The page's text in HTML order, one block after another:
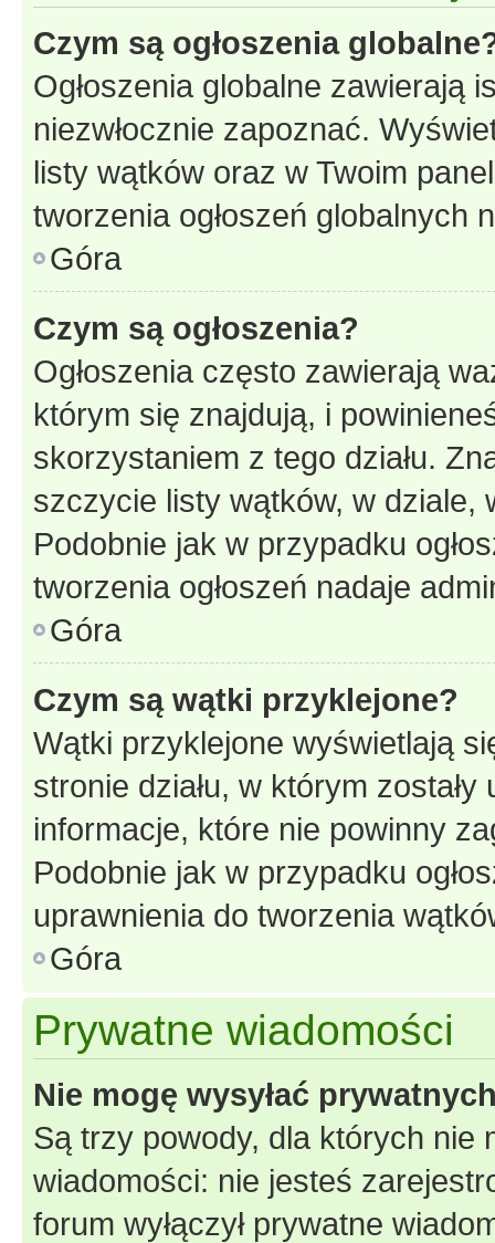
Czym są ogłoszenia
Ogłoszenia globalne zawierają
niezwłocznie zapoznać.
listy wątków oraz w Twoim
tworzenia ogłoszeń globalnych
Góra
Czym są ogłoszenia?
Ogłoszenia często zawierają
którym się znajdują, i
skorzystaniem z tego działu.
szczycie listy wątków, w dziale,
Podobnie jak w przypadku
tworzenia ogłoszeń nadaje
Góra
Czym są wątki przyklejone?
Wątki przyklejone wyświetlają
stronie działu, w którym
informacje, które nie powinny
Podobnie jak w przypadku
uprawnienia do tworzenia
Góra
Prywatne wiadomości
Nie mogę wysyłać
Są trzy powody, dla których nie
wiadomości: nie jesteś
forum wyłączył prywatne